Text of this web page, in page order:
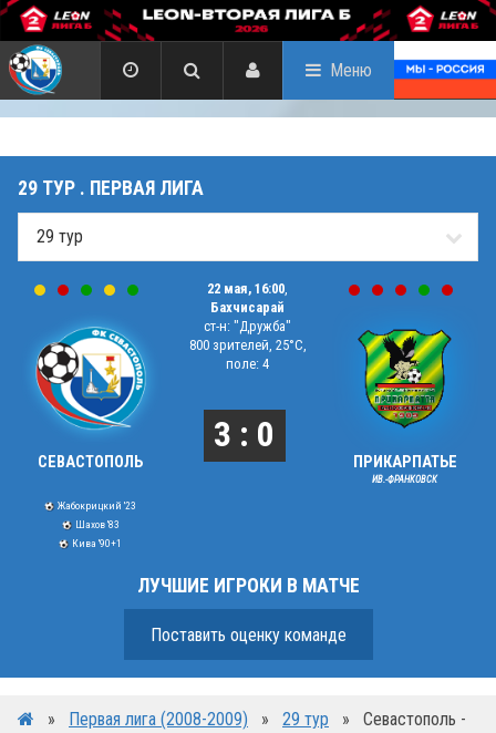
Меню
29 ТУР . ПЕРВАЯ ЛИГА
СЕВАСТОПОЛЬ
Жабокрицкий '23
Шахов '83
Кива '90+1
22 мая, 16:00
Бахчисарай
ст-н: "Дружба"
800 зрителей, 25°C,
поле: 4
3 : 0
ПРИКАРПАТЬЕ
ИВ.-ФРАНКОВСК
ЛУЧШИЕ ИГРОКИ В МАТЧЕ
Поставить оценку команде
» Первая лига (2008-2009) » 29 тур »
Севастополь -